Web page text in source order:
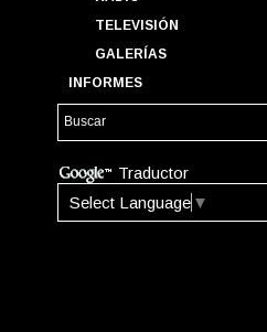
TELEVISIÓN
GALERÍAS
INFORMES
Traductor
Select Language ▼